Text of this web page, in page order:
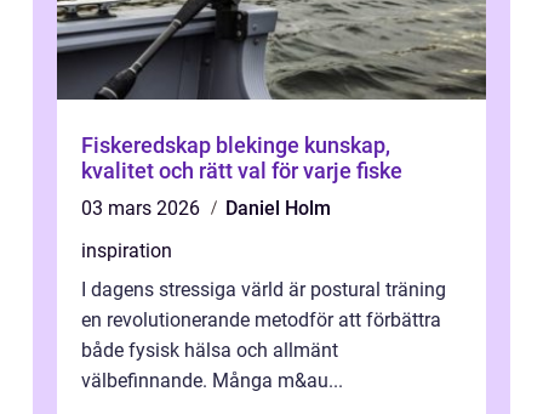
Fiskeredskap blekinge kunskap,
kvalitet och rätt val för varje fiske
03 mars 2026
Daniel Holm
inspiration
I dagens stressiga värld är postural träning
en revolutionerande metodför att förbättra
både fysisk hälsa och allmänt
välbefinnande. Många m&au...